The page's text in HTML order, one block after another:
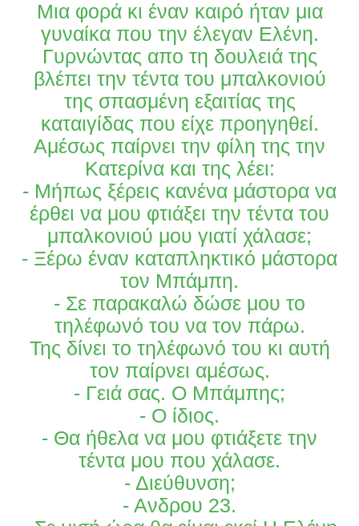
Μια φορά κι έναν καιρό ήταν μια
γυναίκα που την έλεγαν Ελένη.
Γυρνώντας απο τη δουλειά της
βλέπει την τέντα του μπαλκονιού
της σπασμένη εξαιτίας της
καταιγίδας που είχε προηγηθεί.
Αμέσως παίρνει την φίλη της την
Κατερίνα και της λέει:
- Μήπως ξέρεις κανένα μάστορα να
έρθει να μου φτιάξει την τέντα του
μπαλκονιού μου γιατί χάλασε;
- Ξέρω έναν καταπληκτικό μάστορα
τον Μπάμπη.
- Σε παρακαλώ δώσε μου το
τηλέφωνό του να τον πάρω.
Της δίνει το τηλέφωνό του κι αυτή
τον παίρνει αμέσως.
- Γειά σας. Ο Μπάμπης;
- Ο ίδιος.
- Θα ήθελα να μου φτιάξετε την
τέντα μου που χάλασε.
- Διεύθυνση;
- Ανδρου 23.